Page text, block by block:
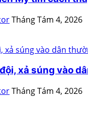
Tháng Tám 4, 2026
xả súng vào
Tháng Tám 4, 2026